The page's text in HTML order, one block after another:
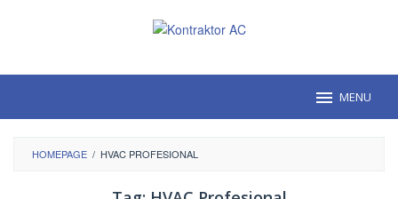
MENU
HOMEPAGE / HVAC PROFESIONAL